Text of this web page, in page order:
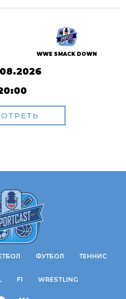
WWE SMACK DOWN
ФУТБОЛ ТЕННИС
F1 WRESTLING